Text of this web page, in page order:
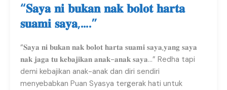
“𝐒𝐚𝐲𝐚 𝐧𝐢 𝐛𝐮𝐤𝐚𝐧 𝐧𝐚𝐤 𝐛𝐨𝐥𝐨𝐭 𝐡𝐚𝐫𝐭𝐚
𝐬𝐮𝐚𝐦𝐢 𝐬𝐚𝐲𝐚,….”
“𝐒𝐚𝐲𝐚 𝐧𝐢 𝐛𝐮𝐤𝐚𝐧 𝐧𝐚𝐤 𝐛𝐨𝐥𝐨𝐭 𝐡𝐚𝐫𝐭𝐚 𝐬𝐮𝐚𝐦𝐢 𝐬𝐚𝐲𝐚,𝐲𝐚𝐧𝐠 𝐬𝐚𝐲𝐚
𝐧𝐚𝐤 𝐣𝐚𝐠𝐚 𝐭𝐮 𝐤𝐞𝐛𝐚𝐣𝐢𝐤𝐚𝐧 𝐚𝐧𝐚𝐤-𝐚𝐧𝐚𝐤 𝐬𝐚𝐲𝐚…” Redha tapi
demi kebajikan anak-anak dan diri sendiri
menyebabkan Puan Syasya tergerak hati untuk